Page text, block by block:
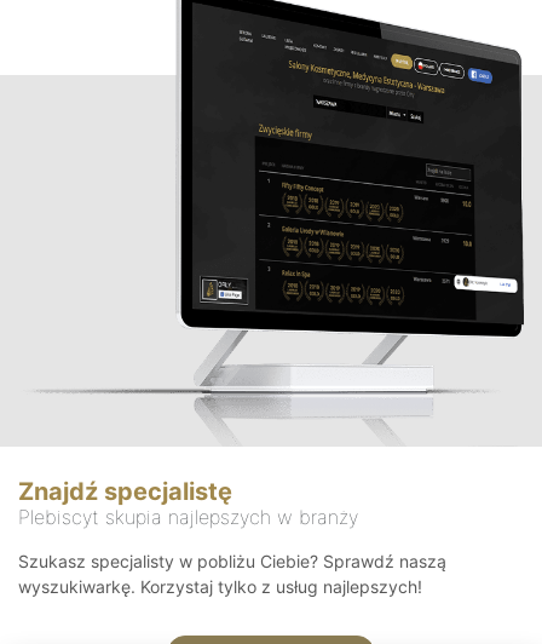
Znajdź specjalistę
Plebiscyt skupia najlepszych w branży
Szukasz specjalisty w pobliżu Ciebie? Sprawdź naszą
wyszukiwarkę. Korzystaj tylko z usług najlepszych!